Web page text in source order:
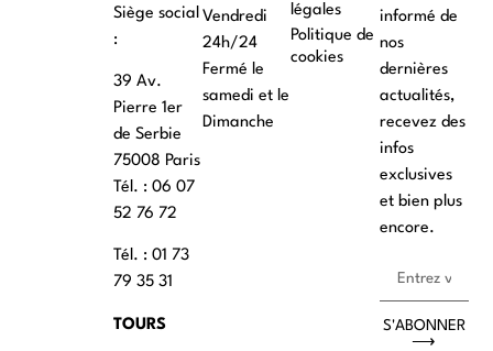
Siège social
:
39 Av.
Pierre 1er
de Serbie
75008 Paris
Tél. : ‭06 07
52 76 72
Tél. : 01 73
79 35 31
TOURS
Vendredi
24h/24
Fermé le
samedi et le
Dimanche
légales
Politique de
cookies
informé de
nos
dernières
actualités,
recevez des
infos
exclusives
et bien plus
encore.
S'ABONNER
⟶